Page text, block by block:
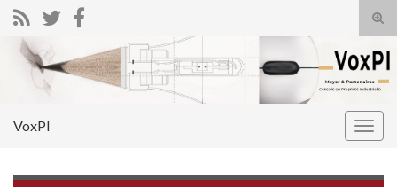
Search for:
VoxPI